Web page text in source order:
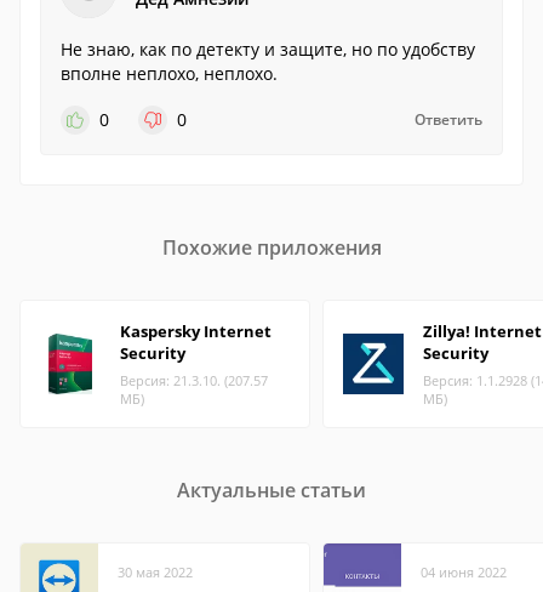
Не знаю, как по детекту и защите, но по удобству
вполне неплохо, неплохо.
0
0 Ответить
Похожие приложения
Kaspersky Internet
Security
Версия: 21.3.10. (207.57
МБ)
Zillya! Internet
Security
Версия: 1.1.2928
МБ)
Актуальные статьи
30 мая 2022 04 июня 2022